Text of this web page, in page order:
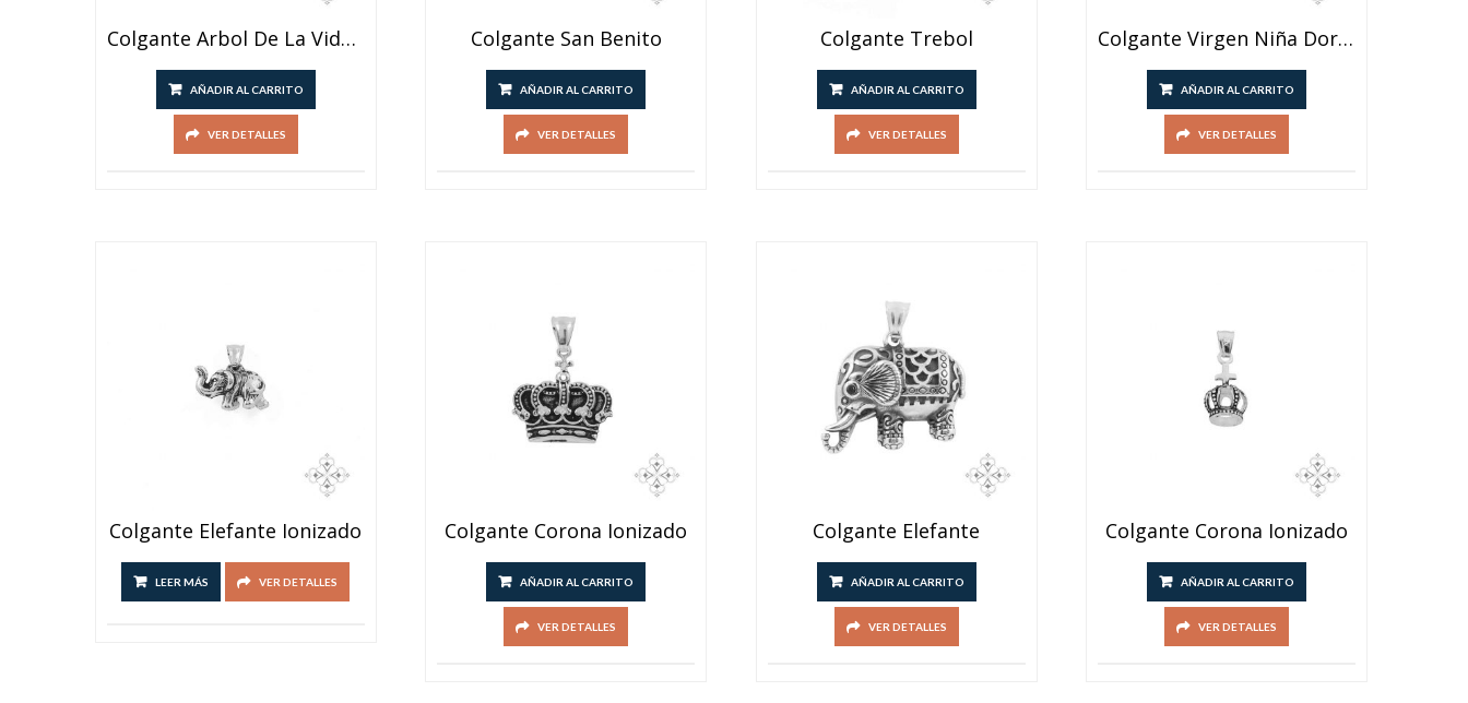
Colgante Arbol De La Vida Con Mosqueton
AÑADIR AL CARRITO
VER DETALLES
Colgante San Benito
AÑADIR AL CARRITO
VER DETALLES
Colgante Trebol
AÑADIR AL CARRITO
VER DETALLES
Colgante Virgen Niña Dorado
AÑADIR AL CARRITO
VER DETALLES
Colgante Elefante Ionizado
LEER MÁS VER DETALLES
Colgante Corona Ionizado
AÑADIR AL CARRITO
VER DETALLES
Colgante Elefante
AÑADIR AL CARRITO
VER DETALLES
Colgante Corona Ionizado
AÑADIR AL CARRITO
VER DETALLES